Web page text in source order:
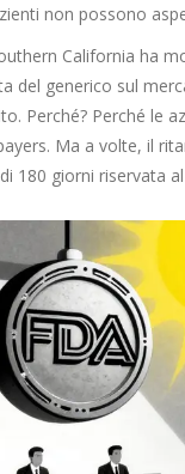
non possono
California ha
del generico sul
Perché? Perché le
Ma a volte, il
180 giorni riservata